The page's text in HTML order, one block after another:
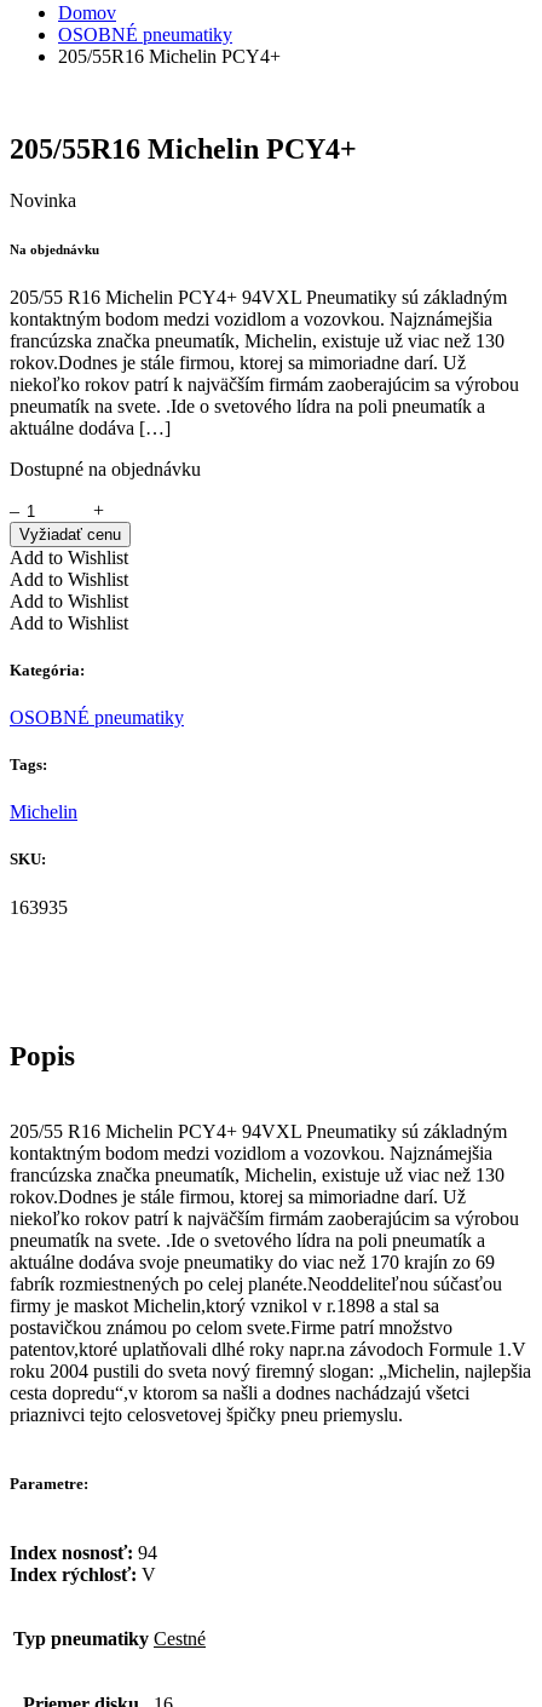
Domov
OSOBNÉ pneumatiky
205/55R16 Michelin PCY4+
205/55R16 Michelin PCY4+
Novinka
Na objednávku
205/55 R16 Michelin PCY4+ 94VXL Pneumatiky sú základným
kontaktným bodom medzi vozidlom a vozovkou. Najznámejšia
francúzska značka pneumatík, Michelin, existuje už viac než 130
rokov.Dodnes je stále firmou, ktorej sa mimoriadne darí. Už
niekoľko rokov patrí k najväčším firmám zaoberajúcim sa výrobou
pneumatík na svete. .Ide o svetového lídra na poli pneumatík a
aktuálne dodáva […]
Dostupné na objednávku
–
+
Vyžiadať cenu
Add to Wishlist
Add to Wishlist
Add to Wishlist
Add to Wishlist
Kategória:
OSOBNÉ pneumatiky
Tags:
Michelin
SKU:
163935
205/55 R16 Michelin PCY4+ 94VXL Pneumatiky sú základným
kontaktným bodom medzi vozidlom a vozovkou. Najznámejšia
francúzska značka pneumatík, Michelin, existuje už viac než 130
rokov.Dodnes je stále firmou, ktorej sa mimoriadne darí. Už
niekoľko rokov patrí k najväčším firmám zaoberajúcim sa výrobou
pneumatík na svete. .Ide o svetového lídra na poli pneumatík a
aktuálne dodáva svoje pneumatiky do viac než 170 krajín zo 69
fabrík rozmiestnených po celej planéte.Neoddeliteľnou súčasťou
firmy je maskot Michelin,ktorý vznikol v r.1898 a stal sa
postavičkou známou po celom svete.Firme patrí množstvo
patentov,ktoré uplatňovali dlhé roky napr.na závodoch Formule 1.V
roku 2004 pustili do sveta nový firemný slogan: „Michelin, najlepšia
cesta dopredu“,v ktorom sa našli a dodnes nachádzajú všetci
priaznivci tejto celosvetovej špičky pneu priemyslu.
Parametre:
Index nosnosť: 94
Index rýchlosť: V
Typ pneumatiky Cestné